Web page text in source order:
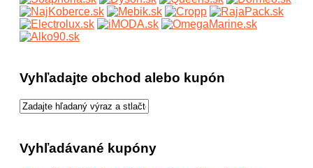
Vyhľadajte obchod alebo kupón
Vyhľadávané kupóny